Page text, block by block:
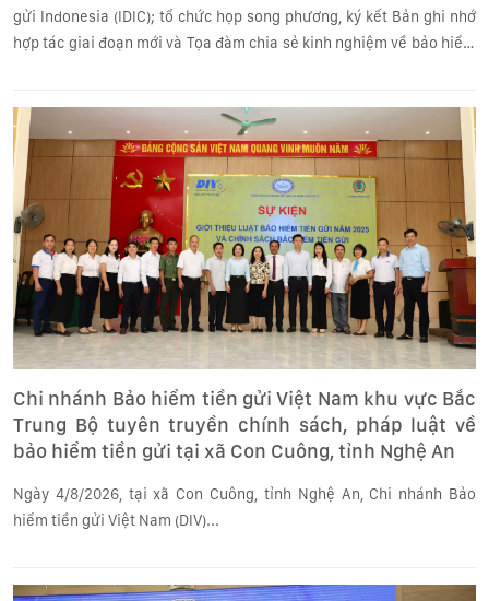
gửi Indonesia (IDIC); tổ chức họp song phương, ký kết Bản ghi nhớ
hợp tác giai đoạn mới và Tọa đàm chia sẻ kinh nghiệm về bảo hiểm
Chi nhánh Bảo hiểm tiền gửi Việt Nam khu vực Bắc
Trung Bộ tuyên truyền chính sách, pháp luật về
bảo hiểm tiền gửi tại xã Con Cuông, tỉnh Nghệ An
Ngày 4/8/2026, tại xã Con Cuông, tỉnh Nghệ An, Chi nhánh Bảo
hiểm tiền gửi Việt Nam (DIV)...